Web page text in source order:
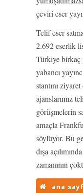
çeviri eser
Telif eser
2.692 eserlik
Türkiye birkaç
yabancı
stantını
ajanslarımız
görüşmelerin
amaçla
söylüyor. Bu
dışa
zamanının
ana